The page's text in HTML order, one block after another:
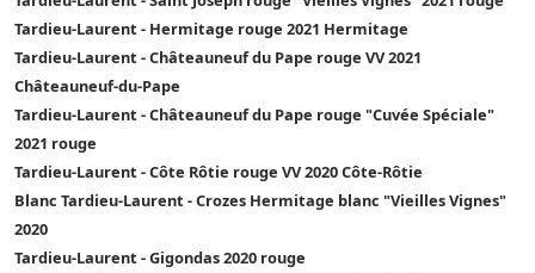
Tardieu-Laurent - Hermitage rouge 2021 Hermitage
Tardieu-Laurent - Châteauneuf du Pape rouge VV 2021
Châteauneuf-du-Pape
Tardieu-Laurent - Châteauneuf du Pape rouge "Cuvée Spéciale"
2021 rouge
Tardieu-Laurent - Côte Rôtie rouge VV 2020 Côte-Rôtie
Blanc Tardieu-Laurent - Crozes Hermitage blanc "Vieilles Vignes"
2020
Tardieu-Laurent - Gigondas 2020 rouge